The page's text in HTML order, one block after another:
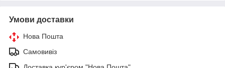
Умови доставки
Нова Пошта
Самовивіз